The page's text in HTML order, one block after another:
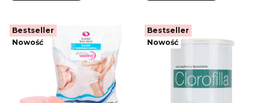
Bestseller
Nowość
Bestseller
Nowość